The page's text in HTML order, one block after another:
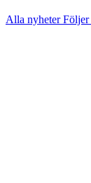
Alla nyheterFöljer